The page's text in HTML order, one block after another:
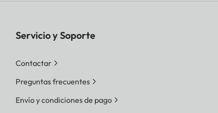
Servicio y Soporte
Contactar
Preguntas frecuentes
Envío y condiciones de pago